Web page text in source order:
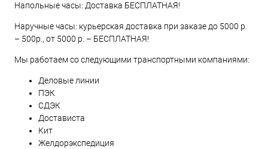
Напольные часы: Доставка БЕСПЛАТНАЯ!
Наручные часы: курьерская доставка при заказе до 5000 р.
– 500р., от 5000 р. – БЕСПЛАТНАЯ!
Мы работаем со следующими транспортными компаниями:
Деловые линии
ПЭК
СДЭК
Достависта
Кит
Желдорэкспедиция